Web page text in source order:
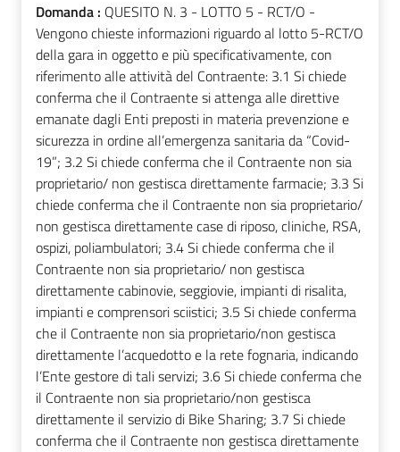
Domanda : QUESITO N. 3 - LOTTO 5 - RCT/O -
Vengono chieste informazioni riguardo al lotto 5-RCT/O
della gara in oggetto e più specificativamente, con
riferimento alle attività del Contraente: 3.1 Si chiede
conferma che il Contraente si attenga alle direttive
emanate dagli Enti preposti in materia prevenzione e
sicurezza in ordine all’emergenza sanitaria da “Covid-
19”; 3.2 Si chiede conferma che il Contraente non sia
proprietario/ non gestisca direttamente farmacie; 3.3 Si
chiede conferma che il Contraente non sia proprietario/
non gestisca direttamente case di riposo, cliniche, RSA,
ospizi, poliambulatori; 3.4 Si chiede conferma che il
Contraente non sia proprietario/ non gestisca
direttamente cabinovie, seggiovie, impianti di risalita,
impianti e comprensori sciistici; 3.5 Si chiede conferma
che il Contraente non sia proprietario/non gestisca
direttamente l’acquedotto e la rete fognaria, indicando
l’Ente gestore di tali servizi; 3.6 Si chiede conferma che
il Contraente non sia proprietario/non gestisca
direttamente il servizio di Bike Sharing; 3.7 Si chiede
conferma che il Contraente non gestisca direttamente